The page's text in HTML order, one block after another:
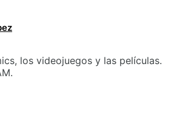
los videojuegos y las películas.